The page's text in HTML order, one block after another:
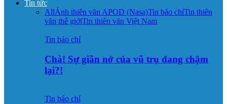
Tin tức
AllẢnh thiên văn APOD (Nasa)Tin báo chíTin thiên
văn thế giớiTin thiên văn Việt Nam
Tin báo chí
Chà! Sự giãn nở của vũ trụ đang chậm
lại?!
Tin báo chí